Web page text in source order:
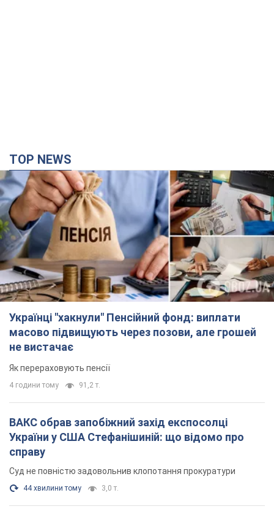
TOP NEWS
Українці "хакнули" Пенсійний фонд: виплати
масово підвищують через позови, але грошей
не вистачає
Як перераховують пенсії
4 години тому 91,2 т.
ВАКС обрав запобіжний захід експосолці
України у США Стефанішиній: що відомо про
справу
Суд не повністю задовольнив клопотання прокуратури
44 хвилини тому 3,0 т.